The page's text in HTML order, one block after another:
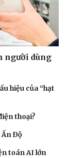
đình
người dùng
hiệu của “hạt
thoại?
Độ
toán AI lớn